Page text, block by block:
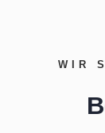
WIR